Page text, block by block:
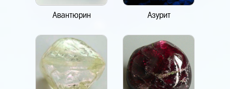
Авантюрин Азурит